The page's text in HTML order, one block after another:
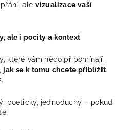
alevizualizace vaší
ale i pocity a kontext
které vám něco připomínají.
jak se k tomu chcete přiblížit.
poetický, jednoduchý – pokud